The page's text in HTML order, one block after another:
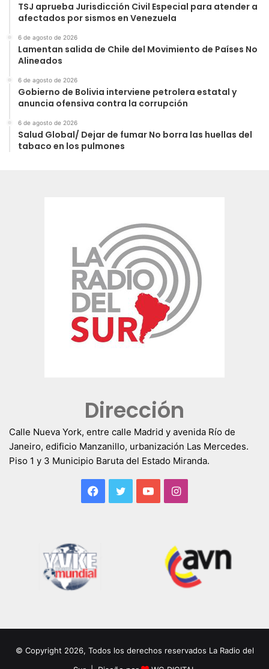
TSJ aprueba Jurisdicción Civil Especial para atender a
afectados por sismos en Venezuela
6 de agosto de 2026
Lamentan salida de Chile del Movimiento de Países No
Alineados
6 de agosto de 2026
Gobierno de Bolivia interviene petrolera estatal y
anuncia ofensiva contra la corrupción
6 de agosto de 2026
Salud Global/ Dejar de fumar No borra las huellas del
tabaco en los pulmones
Dirección
Calle Nueva York, entre calle Madrid y avenida Río de
Janeiro, edificio Manzanillo, urbanización Las Mercedes.
Piso 1 y 3 Municipio Baruta del Estado Miranda.
Facebook
TwitterYouTubeInstagram
© Copyright 2026, Todos los derechos reservados La Radio del